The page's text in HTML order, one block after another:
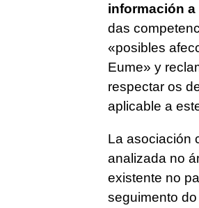
información
das
«posibles
Eume» y
respectar os
aplicable a
La asociación
analizada no
existente no
seguimento